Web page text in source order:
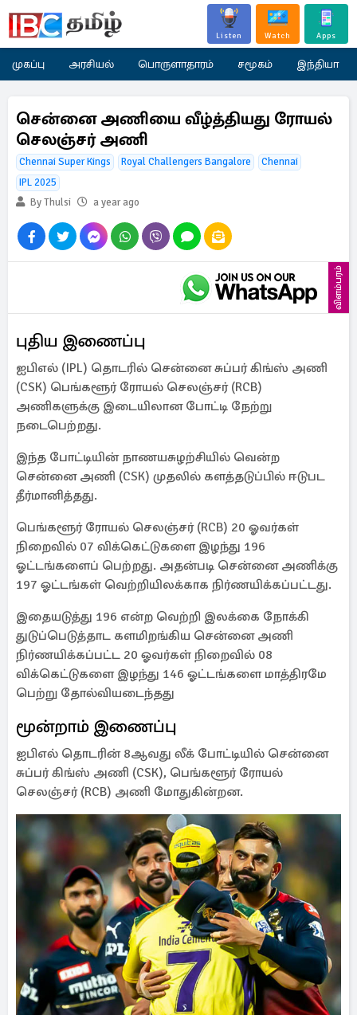
Listen Watch Apps
முகப்பு அரசியல் பொருளாதாரம் சமூகம் இந்தியா
சென்னை அணியை வீழ்த்தியது ரோயல்
செலஞ்சர் அணி
Chennai Super Kings Royal Challengers Bangalore
Chennai
IPL 2025
By Thulsi
a year ago
விளம்பரம்
புதிய இணைப்பு
ஐபிஎல் (IPL) தொடரில் சென்னை சுப்பர் கிங்ஸ் அணி
(CSK) பெங்களூர் ரோயல் செலஞ்சர் (RCB)
அணிகளுக்கு இடையிலான போட்டி நேற்று
நடைபெற்றது.
இந்த போட்டியின் நாணயசுழற்சியில் வென்ற
சென்னை அணி (CSK) முதலில் களத்தடுப்பில் ஈடுபட
தீர்மானித்தது.
பெங்களூர் ரோயல் செலஞ்சர் (RCB) 20 ஓவர்கள்
நிறைவில் 07 விக்கெட்டுகளை இழந்து 196
ஓட்டங்களைப் பெற்றது. அதன்படி சென்னை அணிக்கு
197 ஓட்டங்கள் வெற்றியிலக்காக நிர்ணயிக்கப்பட்டது.
இதையடுத்து 196 என்ற வெற்றி இலக்கை நோக்கி
துடுப்பெடுத்தாட களமிறங்கிய சென்னை அணி
நிர்ணயிக்கப்பட்ட 20 ஓவர்கள் நிறைவில் 08
விக்கெட்டுகளை இழந்து 146 ஓட்டங்களை மாத்திரமே
பெற்று தோல்வியடைந்தது
மூன்றாம் இணைப்பு
ஐபிஎல் தொடரின் 8ஆவது லீக் போட்டியில் சென்னை
சுப்பர் கிங்ஸ் அணி (CSK), பெங்களூர் ரோயல்
செலஞ்சர் (RCB) அணி மோதுகின்றன.